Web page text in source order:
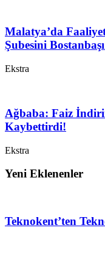
Malatya’da
Şubesini
Ekstra
Ağbaba: Faiz
Kaybettirdi!
Ekstra
Yeni Eklenenler
Teknokent’ten